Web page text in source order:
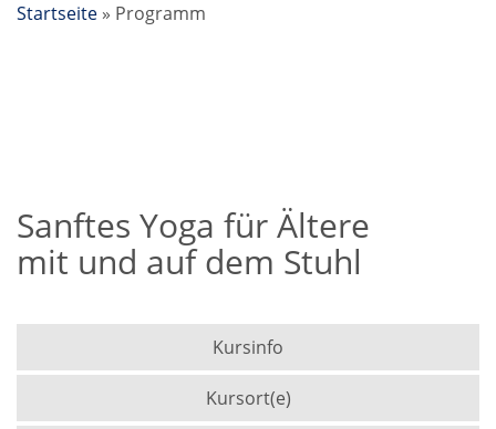
Startseite » Programm
Sanftes Yoga für Ältere
mit und auf dem Stuhl
Kursinfo
Kursort(e)